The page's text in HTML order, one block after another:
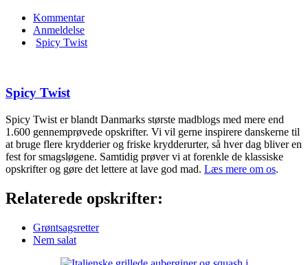
Kommentar
Anmeldelse
Spicy Twist
Spicy Twist
Spicy Twist er blandt Danmarks største madblogs med mere end
1.600 gennemprøvede opskrifter. Vi vil gerne inspirere danskerne til
at bruge flere krydderier og friske krydderurter, så hver dag bliver en
fest for smagsløgene. Samtidig prøver vi at forenkle de klassiske
opskrifter og gøre det lettere at lave god mad. Læs mere om os.
Relaterede opskrifter:
Grøntsagsretter
Nem salat